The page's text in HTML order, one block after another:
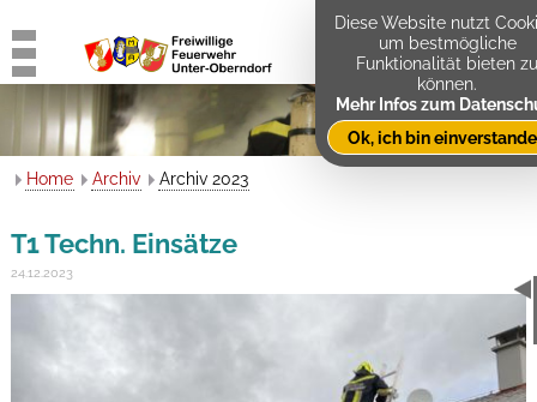
Home Archiv Archiv 2023
T1 Techn. Einsätze
24.12.2023
Diese Website nutzt
um bestmögliche
Funktionalität bieten zu
können.
Mehr Infos zum
Ok, ich bin